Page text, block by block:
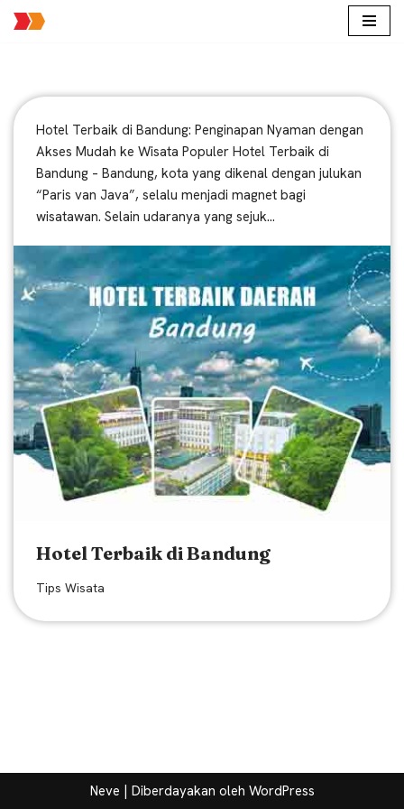
konten
Hotel Terbaik di Bandung: Penginapan Nyaman dengan
Akses Mudah ke Wisata Populer Hotel Terbaik di
Bandung – Bandung, kota yang dikenal dengan julukan
“Paris van Java”, selalu menjadi magnet bagi
wisatawan. Selain udaranya yang sejuk…
Hotel Terbaik di Bandung
Tips Wisata
Neve | Diberdayakan oleh WordPress